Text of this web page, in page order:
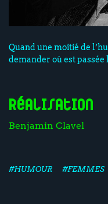
Quand une moitié de
demander où est
Réalisation
Benjamin Clavel
#HUMOUR #FEMMES